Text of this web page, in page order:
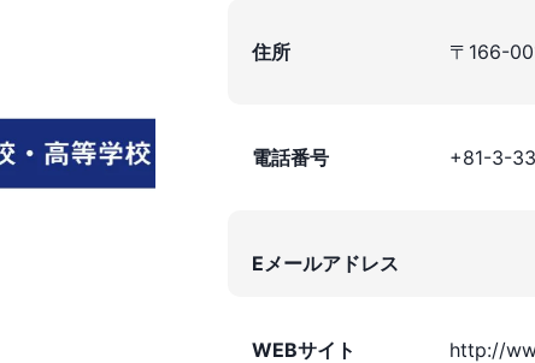
住所 〒166-
電話番号 +81-3-
Eメールアドレス
WEBサイト http://